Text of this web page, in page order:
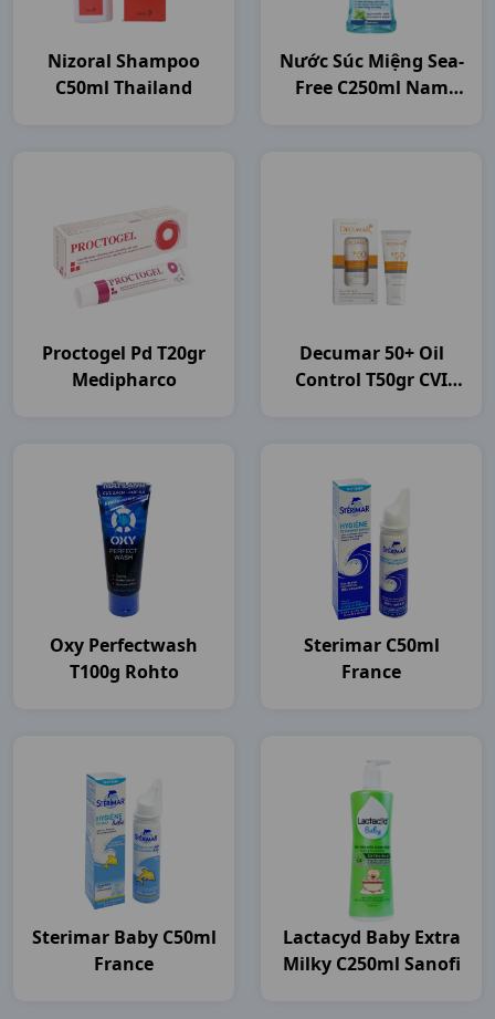
Nizoral Shampoo
C50ml Thailand
Nước Súc Miệng Sea-
Free C250ml Nam
Proctogel Pd T20gr
Medipharco
Decumar 50+ Oil
Control T50gr CVI
Oxy Perfectwash
T100g Rohto
Sterimar C50ml
France
Sterimar Baby C50ml
France
Lactacyd Baby Extra
Milky C250ml Sanofi